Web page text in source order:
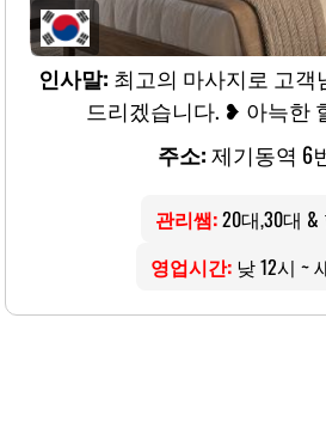
인사말: 최고의 마사지로 고객
드리겠습니다. ❥ 아늑한
주소:제기동역 6
관리쌤:20대,30대 &
영업시간:낮 12시 ~